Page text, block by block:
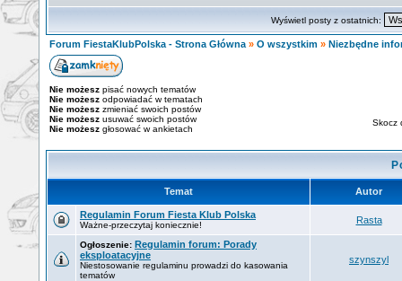
Wyświetl posty z ostatnich:
Forum FiestaKlubPolska - Strona Główna » O wszystkim » Niezbędne
Nie możesz pisać nowych tematów
Nie możesz odpowiadać w tematach
Nie możesz zmieniać swoich postów
Nie możesz usuwać swoich postów
Nie możesz głosować w ankietach
Skocz
Temat Autor
Regulamin Forum Fiesta Klub Polska
Ważne-przeczytaj koniecznie! Rasta
Ogłoszenie: Regulamin forum: Porady
eksploatacyjne
Niestosowanie regulaminu prowadzi do kasowania
tematów
szynszyl